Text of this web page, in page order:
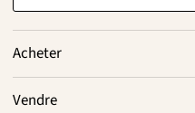
Acheter
Vendre